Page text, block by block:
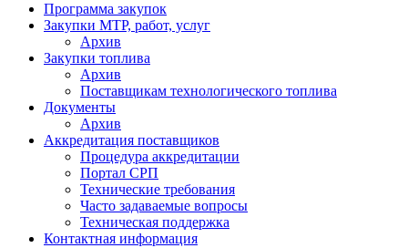
Программа закупок
Закупки МТР, работ, услуг
Архив
Закупки топлива
Архив
Поставщикам технологического топлива
Документы
Архив
Аккредитация поставщиков
Процедура аккредитации
Портал СРП
Технические требования
Часто задаваемые вопросы
Техническая поддержка
Контактная информация